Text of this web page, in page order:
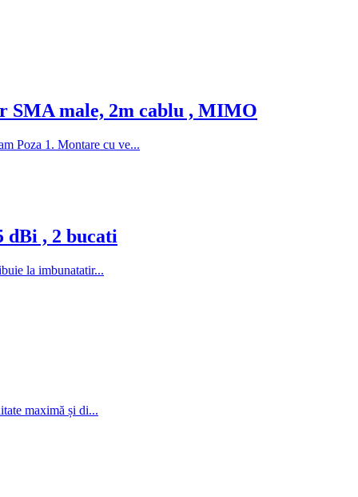
SMA male, 2m cablu , MIMO
Poza 1. Montare cu ve...
dBi , 2 bucati
la imbunatatir...
maximă și di...